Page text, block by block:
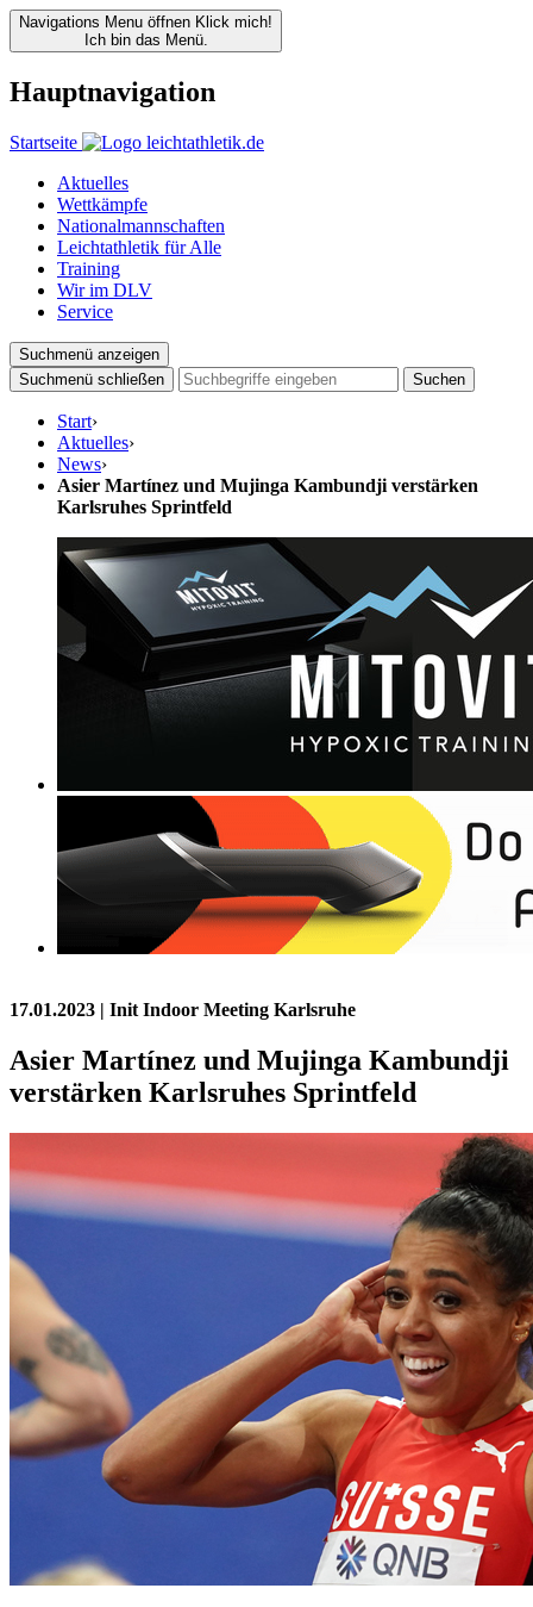
Navigations Menu öffnen Klick mich!
Ich bin das Menü.
Hauptnavigation
Startseite
Aktuelles
Wettkämpfe
Nationalmannschaften
Leichtathletik für Alle
Training
Wir im DLV
Service
Suchmenü anzeigen
Suchmenü schließen
Suchen
Start›
Aktuelles›
News›
Asier Martínez und Mujinga Kambundji verstärken
Karlsruhes Sprintfeld
17.01.2023 | Init Indoor Meeting Karlsruhe
Asier Martínez und Mujinga Kambundji
verstärken Karlsruhes Sprintfeld